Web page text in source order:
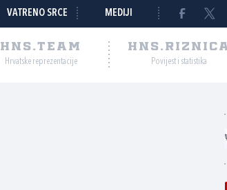
VATRENO SRCE MEDIJI
HNS.TEAM
Hrvatske reprezentacije Povijest i statistika